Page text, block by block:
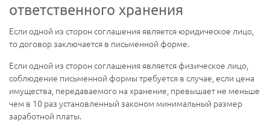
ответственного хранения
Если одной из сторон соглашения является юридическое лицо,
то договор заключается в письменной форме.
Если одной из сторон соглашения является физическое лицо,
соблюдение письменной формы требуется в случае, если цена
имущества, передаваемого на хранение, превышает не меньше
чем в 10 раз установленный законом минимальный размер
заработной платы.